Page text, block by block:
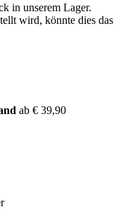
in unserem Lager.
wird, könnte dies das
ab € 39,90